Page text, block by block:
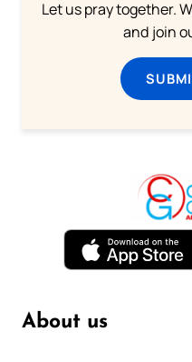
Let us pray together.
and join
About us